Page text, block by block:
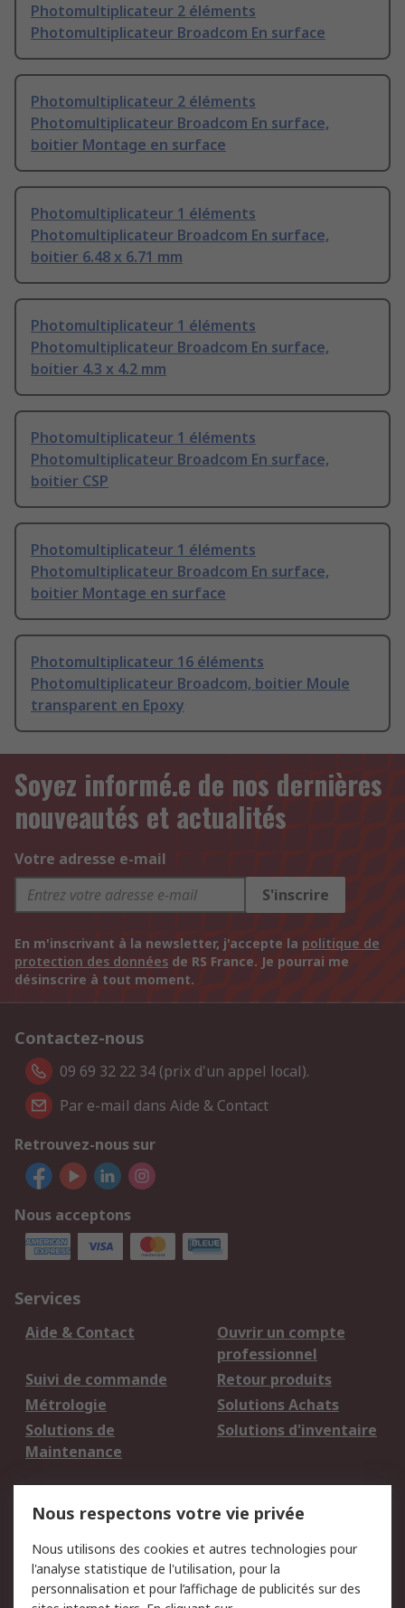
Photomultiplicateur 2 éléments
Photomultiplicateur Broadcom En surface
Photomultiplicateur 2 éléments
Photomultiplicateur Broadcom En surface,
boitier Montage en surface
Photomultiplicateur 1 éléments
Photomultiplicateur Broadcom En surface,
boitier 6.48 x 6.71 mm
Photomultiplicateur 1 éléments
Photomultiplicateur Broadcom En surface,
boitier 4.3 x 4.2 mm
Photomultiplicateur 1 éléments
Photomultiplicateur Broadcom En surface,
boitier CSP
Photomultiplicateur 1 éléments
Photomultiplicateur Broadcom En surface,
boitier Montage en surface
Photomultiplicateur 16 éléments
Photomultiplicateur Broadcom, boitier Moule
transparent en Epoxy
Soyez informé.e de nos dernières
nouveautés et actualités
Votre adresse e-mail
S'inscrire
En m'inscrivant à la newsletter, j'accepte la politique de
protection des données de RS France. Je pourrai me
désinscrire à tout moment.
Contactez-nous
09 69 32 22 34 (prix d'un appel local).
Par e-mail dans Aide & Contact
Retrouvez-nous sur
Nous acceptons
Services
Aide & Contact
Ouvrir un compte
professionnel
Suivi de commande
Retour produits
Métrologie
Solutions Achats
Solutions de
Maintenance
Solutions d'inventaire
du site
Politique de protection
des données - Mise à
Sécurité des E-mails
Nous respectons votre vie privée
Nous utilisons des cookies et autres technologies pour
l'analyse statistique de l'utilisation, pour la
personnalisation et pour l’affichage de publicités sur des